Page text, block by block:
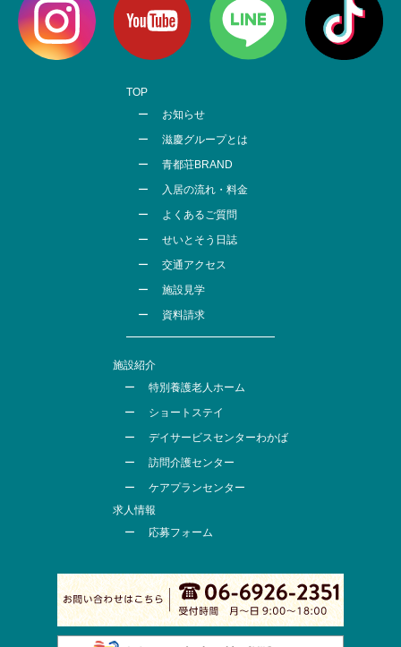
TOP
お知らせ
滋慶グループとは
青都荘BRAND
入居の流れ・料金
よくあるご質問
せいとそう日誌
交通アクセス
施設見学
資料請求
施設紹介
特別養護老人ホーム
ショートステイ
デイサービスセンターわかば
訪問介護センター
ケアプランセンター
求人情報
応募フォーム